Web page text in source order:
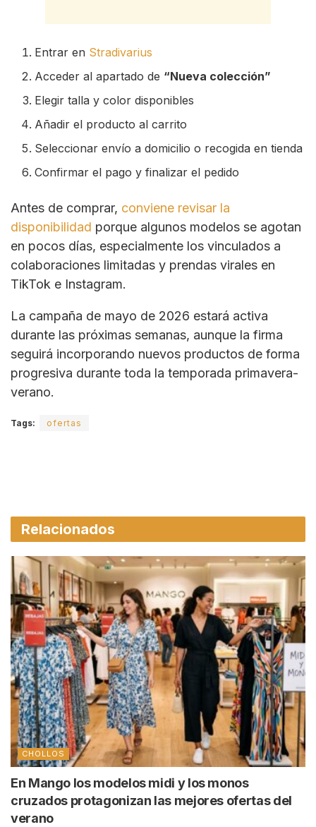
Entrar en Stradivarius
Acceder al apartado de “Nueva colección”
Elegir talla y color disponibles
Añadir el producto al carrito
Seleccionar envío a domicilio o recogida en tienda
Confirmar el pago y finalizar el pedido
Antes de comprar, conviene revisar la
disponibilidad porque algunos modelos se agotan
en pocos días, especialmente los vinculados a
colaboraciones limitadas y prendas virales en
TikTok e Instagram.
La campaña de mayo de 2026 estará activa
durante las próximas semanas, aunque la firma
seguirá incorporando nuevos productos de forma
progresiva durante toda la temporada primavera-
verano.
Tags: ofertas
Relacionados
CHOLLOS
En Mango los modelos midi y los monos
cruzados protagonizan las mejores ofertas del
verano